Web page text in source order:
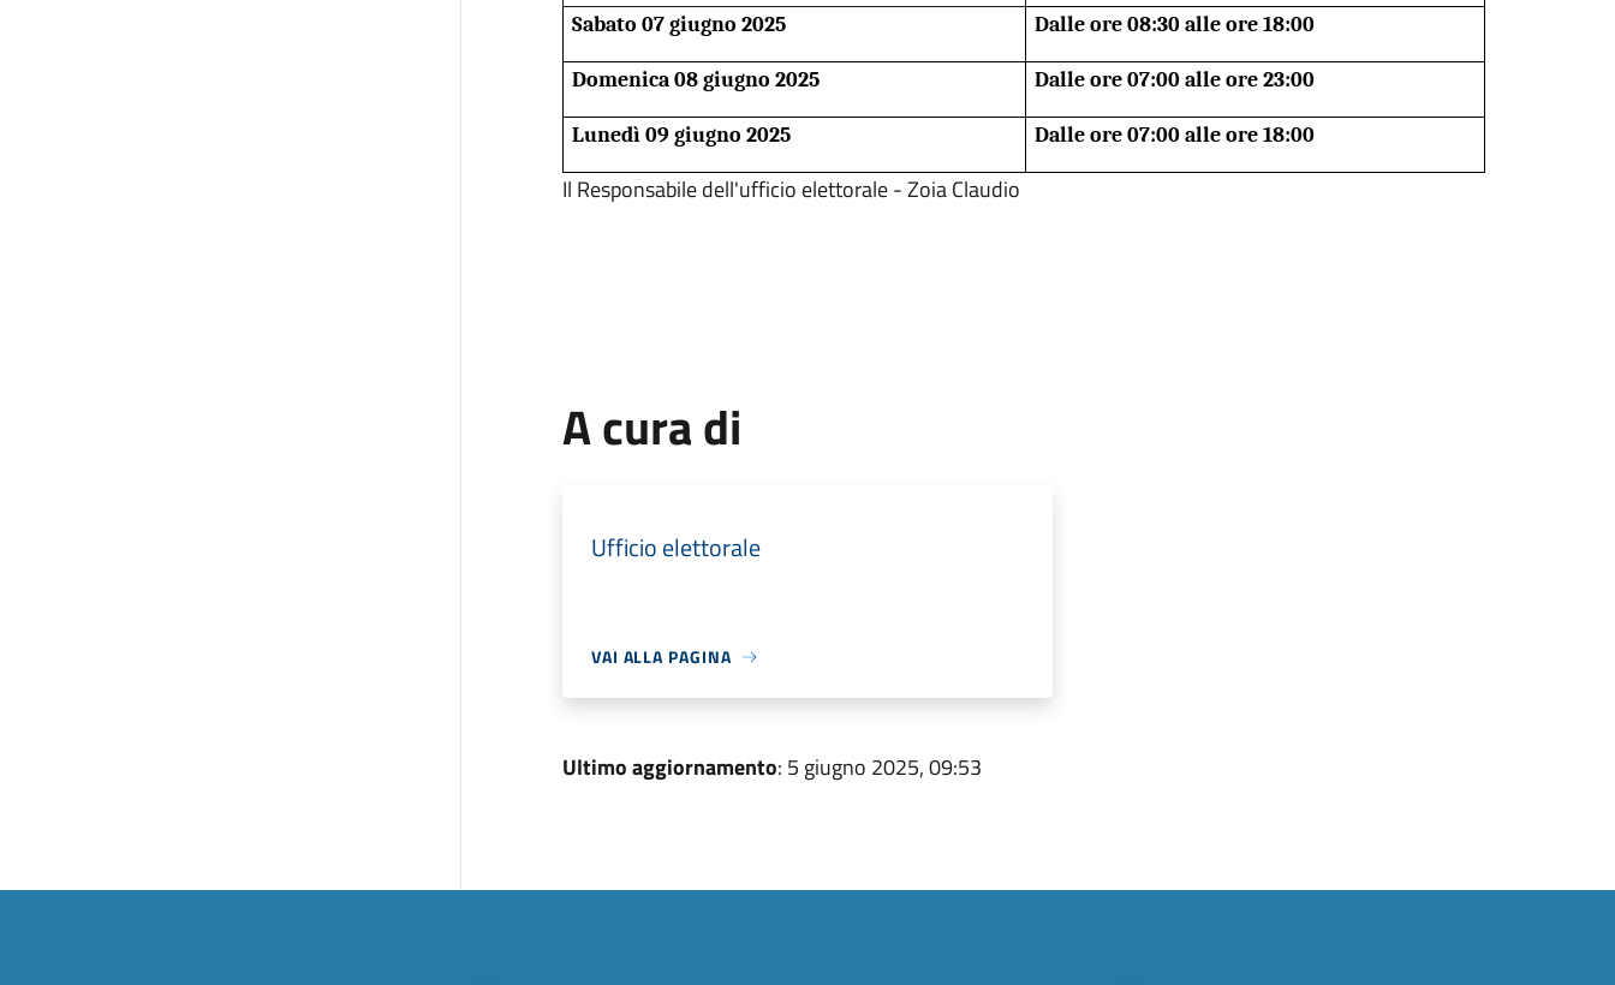
Sabato 07 giugno 2025 Dalle ore 08:30 alle ore 18:00
Domenica 08 giugno 2025 Dalle ore 07:00 alle ore 23:00
Lunedì 09 giugno 2025 Dalle ore 07:00 alle ore 18:00
Il Responsabile dell'ufficio elettorale - Zoia Claudio
A cura di
Ufficio elettorale
VAI ALLA PAGINA
Ultimo aggiornamento: 5 giugno 2025, 09:53